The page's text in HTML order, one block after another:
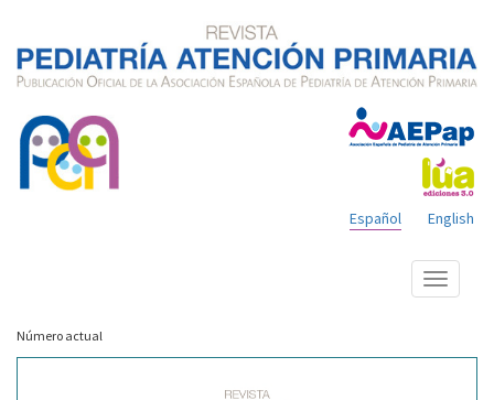
English
Español
Mostrar
menú
Número actual